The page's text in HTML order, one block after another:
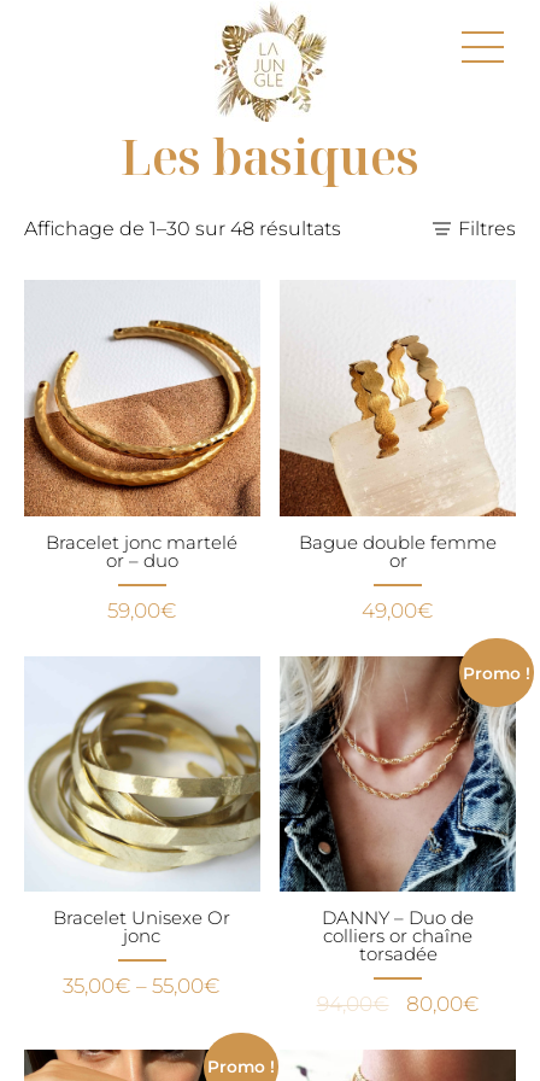
Les basiques
Affichage de 1–30 sur 48 résultats Filtres
Bracelet jonc martelé
or – duo
59,00€
Bague double femme
or
49,00€
Bracelet Unisexe Or
jonc
35,00€ –55,00€
Promo !
DANNY – Duo de
colliers or chaîne
torsadée
94,00€
Le
initial
80,00€Le
Promo !